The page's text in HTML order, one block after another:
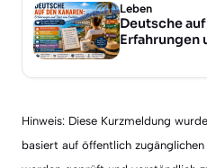
Leben
Deutsche
Erfahrungen
Hinweis: Diese Kurzmeldung
basiert auf öffentlich